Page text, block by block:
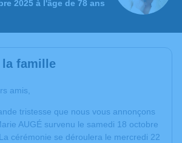
2025 à l'âge de 78 ans
la famille
amis,
tristesse que nous vous annonçons
AUGÉ survenu le samedi 18 octobre
cérémonie se déroulera le mercredi 22